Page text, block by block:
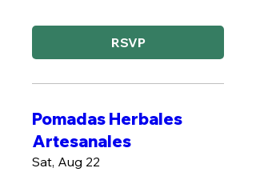
RSVP
Pomadas Herbales
Artesanales
Sat, Aug 22